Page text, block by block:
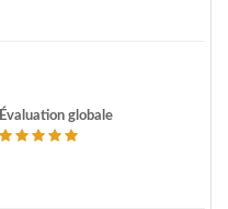
Évaluation globale